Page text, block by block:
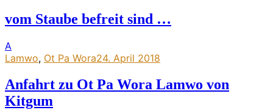
vom Staube befreit sind …
A
Lamwo, Ot Pa Wora24. April 2018
Anfahrt zu Ot Pa Wora Lamwo von
Kitgum